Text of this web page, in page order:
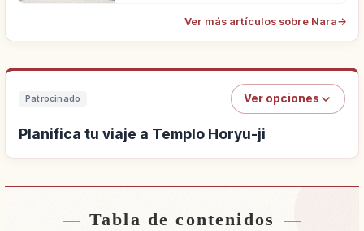
Ver más artículos sobre Nara→
Patrocinado Ver opciones
Planifica tu viaje a Templo Horyu-ji
Buscar alojamiento cerca de Templo Horyu-ji
Tabla de contenidos